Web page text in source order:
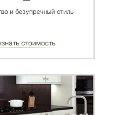
и безупречный стиль
стоимость